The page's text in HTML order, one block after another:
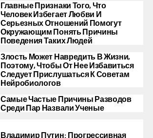
Главные Признаки Того, Что
Человек Избегает Любви И
Серьезных Отношений Помогут
Окружающим Понять Причины
Поведения Таких Людей
Злость Может Навредить В Жизни,
Поэтому, Чтобы От Нее Избавиться
Следует Прислушаться К Советам
Нейробиологов
Самые Частые Причины Разводов
Среди Пар Назвали Ученые
Владимир Путин: Прогрессивная